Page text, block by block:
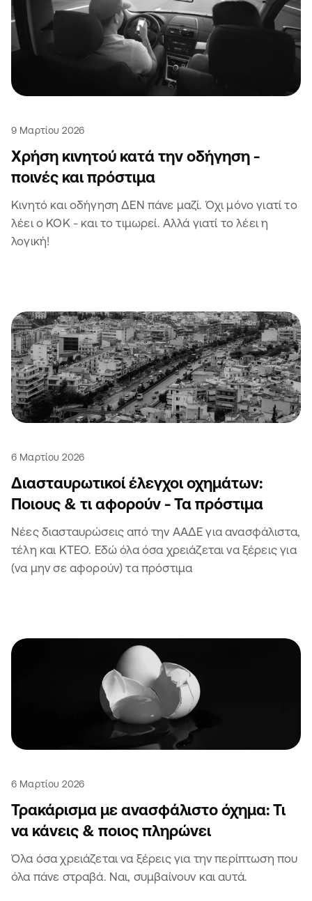
9 Μαρτίου 2026
Χρήση κινητού κατά την οδήγηση -
ποινές και πρόστιμα
Κινητό και οδήγηση ΔΕΝ πάνε μαζί. Όχι μόνο γιατί το
λέει ο ΚΟΚ - και το τιμωρεί. Αλλά γιατί το λέει η
λογική!
6 Μαρτίου 2026
Διασταυρωτικοί έλεγχοι οχημάτων:
Ποιους & τι αφορούν - Τα πρόστιμα
Νέες διασταυρώσεις από την ΑΑΔΕ για ανασφάλιστα,
τέλη και ΚΤΕΟ. Εδώ όλα όσα χρειάζεται να ξέρεις για
(να μην σε αφορούν) τα πρόστιμα
6 Μαρτίου 2026
Τρακάρισμα με ανασφάλιστο όχημα: Τι
να κάνεις & ποιος πληρώνει
Όλα όσα χρειάζεται να ξέρεις για την περίπτωση που
όλα πάνε στραβά. Ναι, συμβαίνουν και αυτά.